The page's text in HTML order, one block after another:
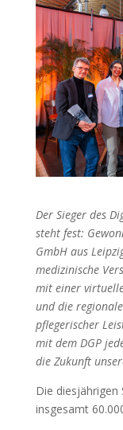
Der Sieger des
steht fest:
GmbH aus
medizinische
mit einer
und die
pflegerischer
mit dem DGP
die Zukunft
Die
insgesamt